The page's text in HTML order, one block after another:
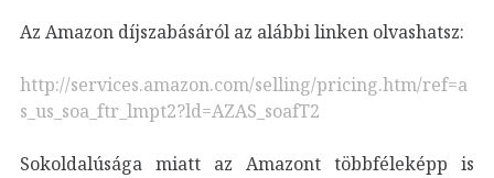
Az Amazon díjszabásáról az alábbi linken olvashatsz:
http://services.amazon.com/selling/pricing.htm/ref=a
s_us_soa_ftr_lmpt2?ld=AZAS_soafT2
Sokoldalúsága miatt az Amazont többféleképp is